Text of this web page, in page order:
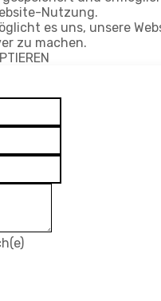
Nutzung.
es uns, unsere
zu machen.